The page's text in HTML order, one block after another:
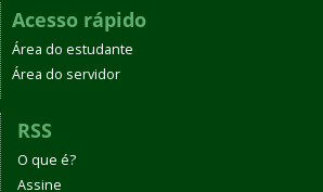
Acesso rápido
Área do estudante
Área do servidor
RSS
O que é?
Assine